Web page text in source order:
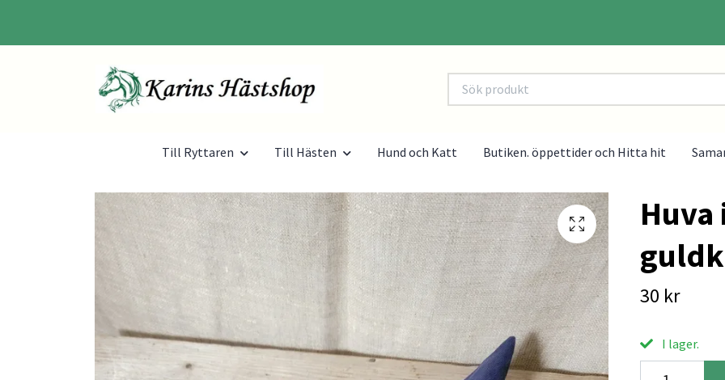
Till Ryttaren Till Hästen Hund och Katt Butiken. öppettider och Hitta hit
30 kr
I lager.